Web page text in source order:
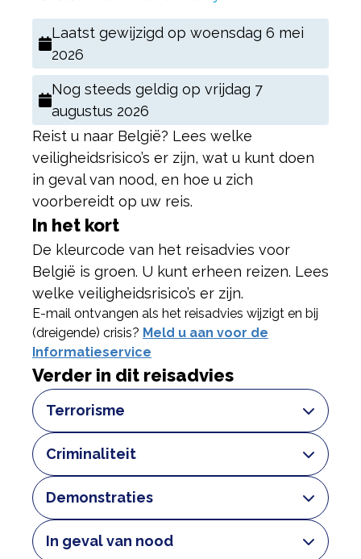
Laatst gewijzigd op woensdag 6 mei
2026
Nog steeds geldig op vrijdag 7
augustus 2026
Reist u naar België? Lees welke
veiligheidsrisico’s er zijn, wat u kunt doen
in geval van nood, en hoe u zich
voorbereidt op uw reis.
In het kort
De kleurcode van het reisadvies voor
België is groen. U kunt erheen reizen. Lees
welke veiligheidsrisico’s er zijn.
E-mail ontvangen als het reisadvies wijzigt en bij
(dreigende) crisis? Meld u aan voor de
Informatieservice
Verder in dit reisadvies
Terrorisme
In België zijn in het verleden
terroristische aanslagen geweest. Op
16 oktober 2023 was er een dodelijke
aanslag in Brussel. De Belgische
autoriteiten hebben het
dreigingsniveau voor België daarna
Criminaliteit
In België komt criminaliteit voor. Vooral
in grote steden zoals Brussel en
Antwerpen. Houd rekening met
zakkenrollers en diefstal, vooral op
Demonstraties
In België zijn in de grotere steden
regelmatig demonstraties. Soms
In geval van nood